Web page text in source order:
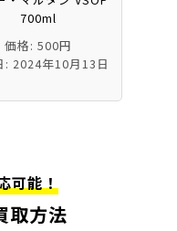
700ml
価格: 500円
: 2024年10月13日
可能！
取方法